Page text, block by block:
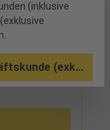
(inklusive
(exkl.